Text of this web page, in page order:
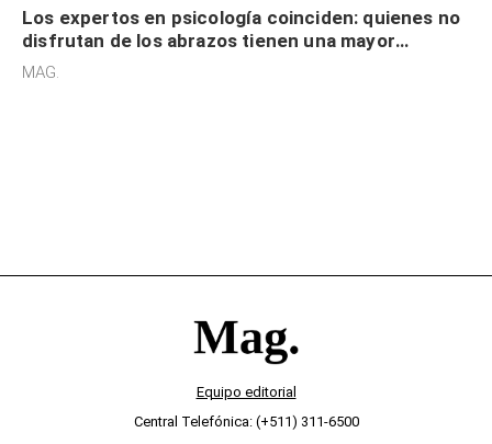
Los expertos en psicología coinciden: quienes no
disfrutan de los abrazos tienen una mayor
sensibilidad a los estímulos físicos y no es por
MAG.
Equipo editorial
Central Telefónica: (+511) 311-6500